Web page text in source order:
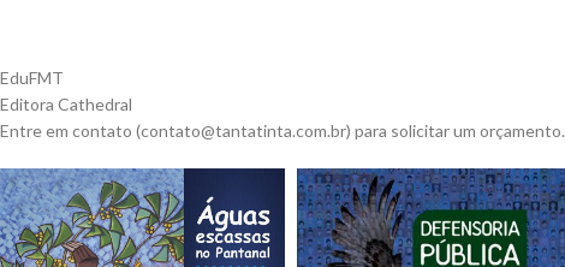
EduFMT
Editora Cathedral
Entre em contato (contato@tantatinta.com.br) para solicitar um orçamento.